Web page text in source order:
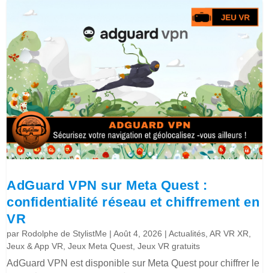
AdGuard VPN sur Meta Quest :
confidentialité réseau et chiffrement en
VR
par Rodolphe de StylistMe |Août 4, 2026 |Actualités ,AR VR XR
Jeux & App VR ,Jeux Meta Quest ,Jeux VR gratuits
AdGuard VPN est disponible sur Meta Quest pour chiffrer le